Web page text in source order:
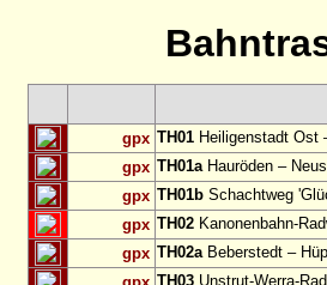
gpx TH01 Heiligenstadt Ost
gpx TH01aHauröden –
gpx TH01b Schachtweg
gpx TH02 Kanonenbahn-
gpx TH02aBeberstedt –
TH03 Unstrut-Werra-